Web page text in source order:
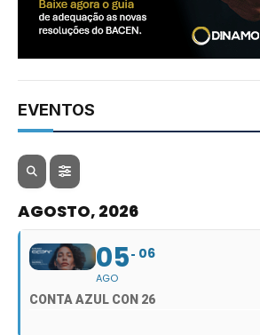
EVENTOS
AGOSTO, 2026
05
AGO
06
CONTA AZUL CON 26